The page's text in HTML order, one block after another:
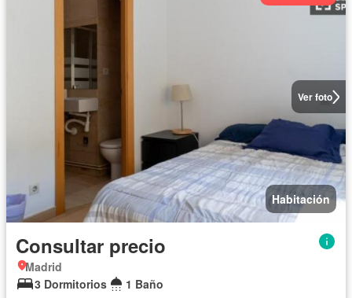
Ver foto
Habitación
Consultar precio
Madrid
3 Dormitorios
1 Baño